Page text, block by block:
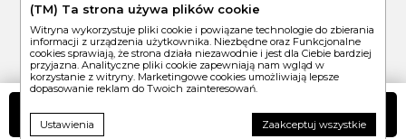
DO KOSZYKA
(TM) Ta strona używa plików cookie
Witryna wykorzystuje pliki cookie i powiązane technologie do zbierania
informacji z urządzenia użytkownika. Niezbędne oraz Funkcjonalne
cookies sprawiają, że strona działa niezawodnie i jest dla Ciebie bardziej
przyjazna. Analityczne pliki cookie zapewniają nam wgląd w
korzystanie z witryny. Marketingowe cookies umożliwiają lepsze
dopasowanie reklam do Twoich zainteresowań.
Ustawienia Zaakceptuj wszystkie